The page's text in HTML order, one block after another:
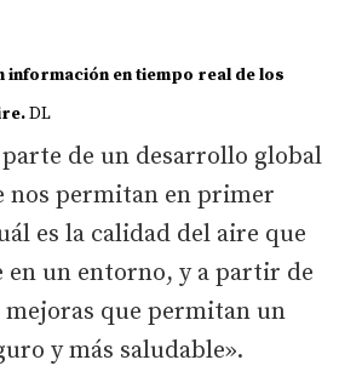
información en tiempo real de los
DL
parte de un desarrollo global
nos permitan en primer
es la calidad del aire que
en un entorno, y a partir de
que permitan un
y más saludable».